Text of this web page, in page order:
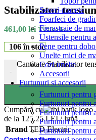
Seceri-macete
Foarfeci de
Fierastraie de
Ustensile pentru
Pene pentru
Unelte mici de
Cozi unelte
Accesorii
Furtunuri si accesorii
Furtunuri pentru
Furtunuri pentru
Furtunuri pentru
Furtunuri pentru
Furtunuri pentru
Stabilizator
461,00 lei TVA Inclus
106 în stoc
-
Cantitate Stabilizator
Cumpără cu
de la 125.25 LEI / lună
BrandTED Electric